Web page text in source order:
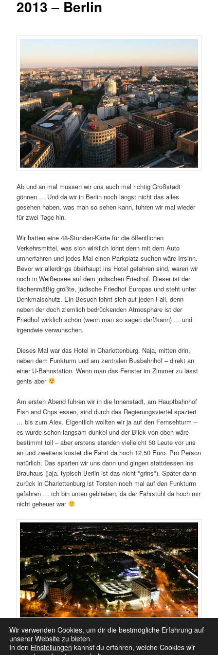
2013 – Berlin
Ab und an mal müssen wir uns auch mal richtig Großstadt
gönnen … Und da wir in Berlin noch längst nicht das alles
gesehen haben, was man so sehen kann, fuhren wir mal wieder
für zwei Tage hin.
Wir hatten eine 48-Stunden-Karte für die öffentlichen
Verkehrsmittel, was sich wirklich lohnt denn mit dem Auto
umherfahren und jedes Mal einen Parkplatz suchen wäre Irrsinn.
Bevor wir allerdings überhaupt ins Hotel gefahren sind, waren wir
noch in Weißensee auf dem jüdischen Friedhof. Dieser ist der
flächenmäßig größte, jüdische Friedhof Europas und steht unter
Denkmalschutz. Ein Besuch lohnt sich auf jeden Fall, denn
neben der doch ziemlich bedrückenden Atmosphäre ist der
Friedhof wirklich schön (wenn man so sagen darf/kann) … und
irgendwie verwunschen.
Dieses Mal war das Hotel in Charlottenburg. Naja, mitten drin,
neben dem Funkturm und am zentralen Busbahnhof – direkt an
einer U-Bahnstation. Wenn man das Fenster im Zimmer zu lässt
gehts aber
Am ersten Abend fuhren wir in die Innenstadt, am Hauptbahnhof
Fish and Chps essen, sind durch das Regierungsviertel spaziert
… bis zum Alex. Eigentlich wollten wir ja auf den Fernsehturm –
es wurde schon langsam dunkel und der Blick von oben wäre
bestimmt toll – aber erstens standen vielleicht 50 Leute vor uns
an und zweitens kostet die Fahrt da hoch 12,50 Euro. Pro Person
natürlich. Das sparten wir uns dann und gingen stattdessen ins
Brauhaus (jaja, typisch Berlin ist das nicht *grins*). Später dann
zurück in Charlottenburg ist Torsten noch mal auf den Funkturm
gefahren … ich bin unten geblieben, da der Fahrstuhl da hoch mir
nicht geheuer war
Wir verwenden Cookies, um dir die bestmögliche Erfahrung auf
unserer Website zu bieten.
In den Einstellungen kannst du erfahren, welche Cookies wir